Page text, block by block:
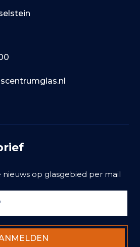
op glasgebied per mail